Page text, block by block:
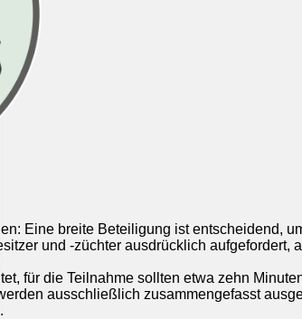
Eine breite Beteiligung ist entscheidend,
und -züchter ausdrücklich aufgefordert,
für die Teilnahme sollten etwa zehn
ausschließlich zusammengefasst